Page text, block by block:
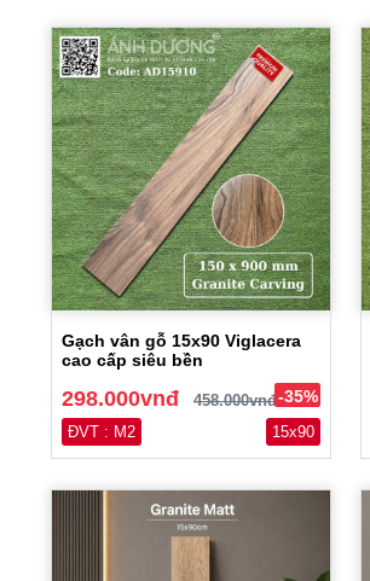
Gạch vân gỗ 15x90 Viglacera
cao cấp siêu bền
298.000vnđ 458.000vnđ -35%
ĐVT : M2 15x90